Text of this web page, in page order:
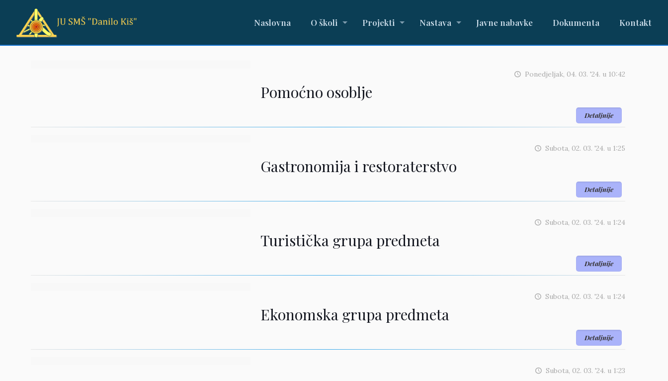
Naslovna O školi Projekti Nastava Javne nabavke Dokumenta Kontakt
Ponedjeljak, 04. 03. '24. u 10:42
Pomoćno osoblje
Detaljnije
Subota, 02. 03. '24. u 1:25
Gastronomija i restoraterstvo
Detaljnije
Subota, 02. 03. '24. u 1:24
Turistička grupa predmeta
Detaljnije
Subota, 02. 03. '24. u 1:24
Ekonomska grupa predmeta
Detaljnije
Subota, 02. 03. '24. u 1:23